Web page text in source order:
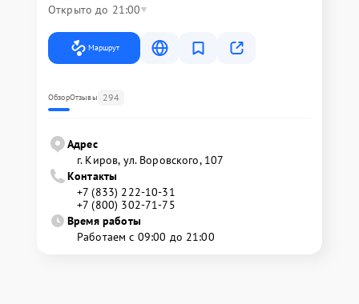
Открыто до 21:00
Маршрут
ОбзорОтзывы 294
Адрес
г. Киров, ул. Воровского, 107
Контакты
+7 (833) 222-10-31
+7 (800) 302-71-75
Время работы
Работаем с 09:00 до 21:00